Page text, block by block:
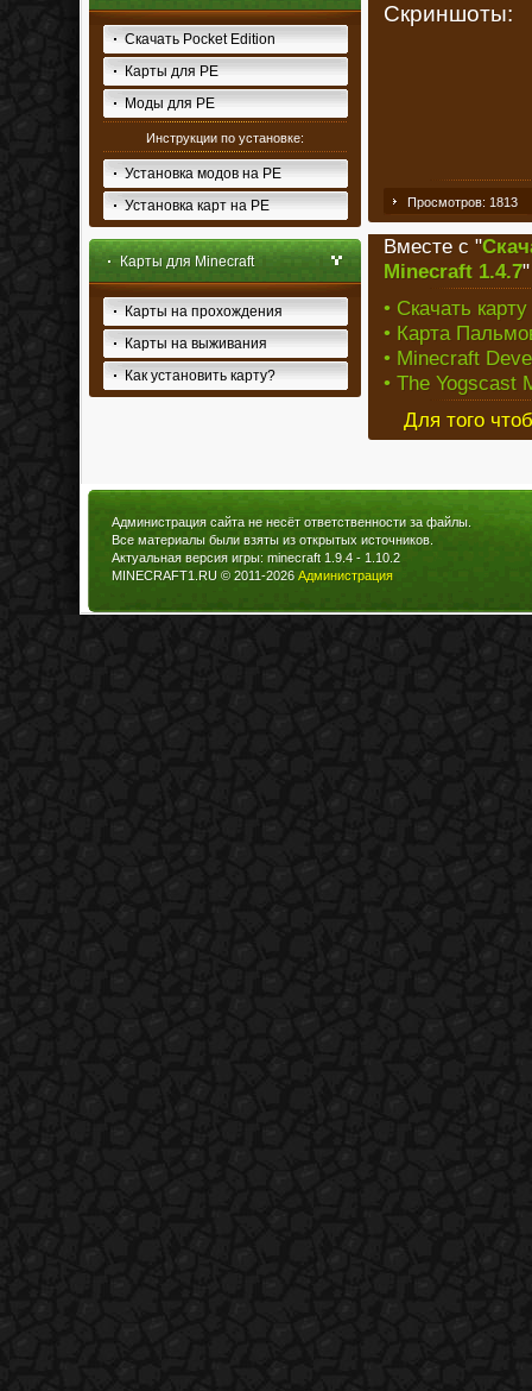
Скачать Pocket Edition
Карты для PE
Моды для PE
Инструкции по установке:
Установка модов на PE
Установка карт на PE
Карты для Minecraft
Карты на прохождения
Карты на выживания
Как установить карту?
Скриншоты:
Просмотров: 1813
Вместе с "
Minecraft 1.4.7
• Скачать
• Карта
• Minecraft
• The Yogscast
Для того
Администрация сайта не несёт ответственности за файлы.
Все материалы были взяты из открытых источников.
Актуальная версия игры: minecraft 1.9.4 - 1.10.2
MINECRAFT1.RU © 2011-2026 Администрация